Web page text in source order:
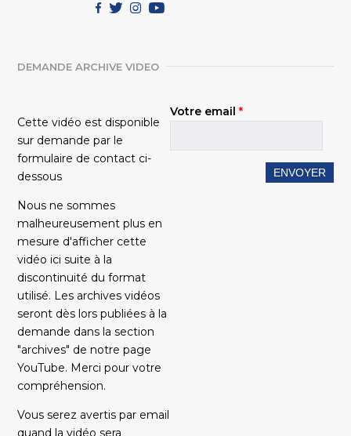
DEMANDE ARCHIVE VIDEO
Cette vidéo est disponible
sur demande par le
formulaire de contact ci-
dessous
Nous ne sommes
malheureusement plus en
mesure d'afficher cette
vidéo ici suite à la
discontinuité du format
utilisé. Les archives vidéos
seront dès lors publiées à la
demande dans la section
"archives" de notre page
YouTube. Merci pour votre
compréhension.
Vous serez avertis par email
quand la vidéo sera
Votre email *